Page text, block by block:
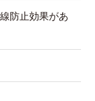
防止効果があ